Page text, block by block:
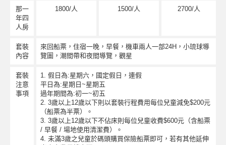
那一
年四
人房
1 800/人 1500/人 2700/人
套裝
內容
來回船票，住宿一晚，早餐，機車兩人一部24H，小琉球導
覽圖，潮間帶和夜間導覽，觀星
套裝
注意
事項
1. 假日為:星期六，國定假日，連假
平日為:星期日~星期五
過年期間為:初一~初五
2. 3歲以上12歲以下則以套裝行程費用每位兒童減免$200元
（船票為半票）。
3. 3歲以上12歲以下不佔床則每位兒童收費$600元（含船票
/ 早餐 / 場地使用清潔費）。
4. 未滿3歲之兒童於碼頭購買保險船票即可，若有其他延伸